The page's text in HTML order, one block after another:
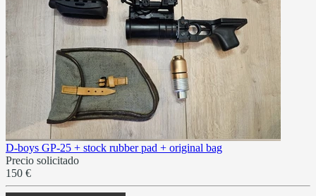
D-boys GP-25 + stock rubber pad + original bag
Precio solicitado
150 €